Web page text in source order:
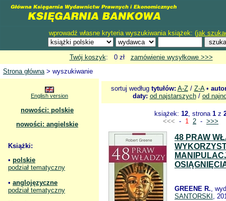
wprowadź własne kryteria wyszukiwania książek: (jak
Twój koszyk: 0 zł zamówienie wysyłkowe >>>
Strona główna> wyszukiwanie
English version
nowości: polskie
nowości: angielskie
Książki:
• polskie
podział tematyczny
• anglojęzyczne
podział tematyczny
sortuj według tytułów: A-Z/ Z-A•
daty: od najstarszych/ od
książek: 12, strona 1 z
<<< - 1 2 - >>>
48 PRAW
GREENE R.,
SANTORSKI ,